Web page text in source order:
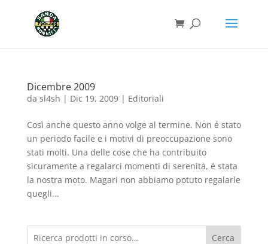
Dicembre 2009
da sl4sh | Dic 19, 2009| Editoriali
Così anche questo anno volge al termine. Non é stato
un periodo facile e i motivi di preoccupazione sono
stati molti. Una delle cose che ha contribuito
sicuramente a regalarci momenti di serenità, é stata
la nostra moto. Magari non abbiamo potuto regalarle
quegli...
Cerca